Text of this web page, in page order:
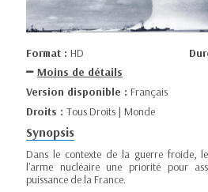
Format : HD
Moins de détails
Version disponible : Français
Droits : Tous Droits | Monde
Synopsis
Dans le contexte de la guerre froide,
l'arme nucléaire une priorité pour
puissance de la France.